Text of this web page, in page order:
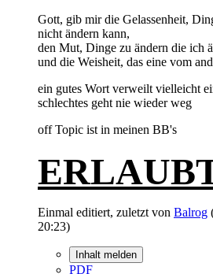
Gott, gib mir die Gelassenheit,
nicht ändern kann,
den Mut, Dinge zu ändern die ich
und die Weisheit, das eine vom
ein gutes Wort verweilt vielleicht
schlechtes geht nie wieder weg
off Topic ist in meinen BB's
Einmal editiert, zuletzt von Balrog
20:23)
Inhalt melden
PDF